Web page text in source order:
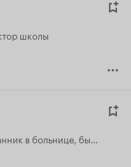
школы
бывший реаниматолог